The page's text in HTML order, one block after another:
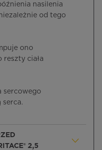
nasilenia
od tego
ono
ciała
sercowego
serca.
2,5